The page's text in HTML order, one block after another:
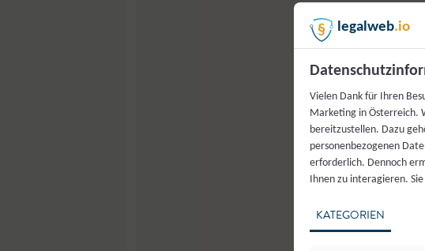
legalweb.io
Vielen Dank für Ihren
Marketing in Österreich.
bereitzustellen. Dazu
personenbezogenen
erforderlich. Dennoch
Ihnen zu interagieren.
KATEGORIEN